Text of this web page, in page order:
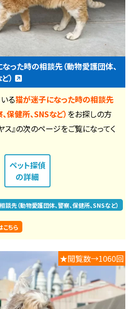
った時の相談先（動物愛護団体、
）
る猫が迷子になった時の相談先
保健所、SNSなど） をお探しの方
ス』の次のページをご覧になってく
ペット探偵
の詳細
先（動物愛護団体、警察、保健所、SNSなど）
こちら
★閲覧数→1060回